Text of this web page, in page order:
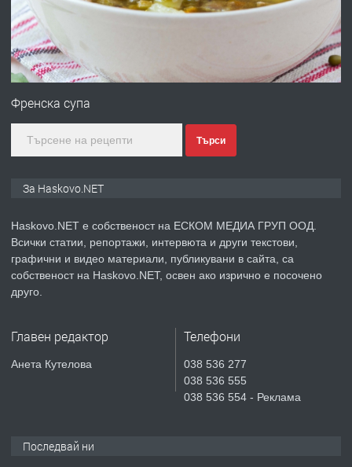
преди 2 дни
ПРЕДЛАГА
№4120 Магазин/Офис под наем в кв.
преди 3 дни
ПРЕДЛАГА
Продавам парцел в гр. Хасково кв.
СГЛОБЯВАНЕ НА МЕБЕЛИ.
Френска супа
Търси
За Haskovo.NET
Haskovo.NET е собственост на ЕСКОМ МЕДИА ГРУП ООД.
Всички статии, репортажи, интервюта и други текстови,
графични и видео материали, публикувани в сайта, са
собственост на Haskovo.NET, освен ако изрично е посочено
друго.
Главен редактор
Анета Кутелова
Телефони
038 536 277
038 536 555
038 536 554 - Реклама
Последвай ни